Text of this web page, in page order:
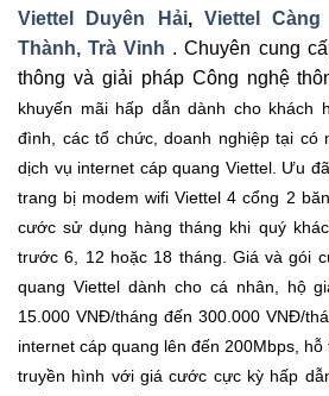
Viettel Duyên Hải, Viettel Càng
Thành, Trà Vinh . Chuyên cung
thông và giải pháp Công nghệ
khuyến mãi hấp dẫn dành cho khách
đình, các tổ chức, doanh nghiệp tại có
dịch vụ internet cáp quang Viettel. Ưu
trang bị modem wifi Viettel 4 cổng 2
cước sử dụng hàng tháng khi quý
trước 6, 12 hoặc 18 tháng. Giá và gói
quang Viettel dành cho cá nhân, hộ
15.000 VNĐ/tháng đến 300.000 VNĐ/
internet cáp quang lên đến 200Mbps,
truyền hình với giá cước cực kỳ hấp